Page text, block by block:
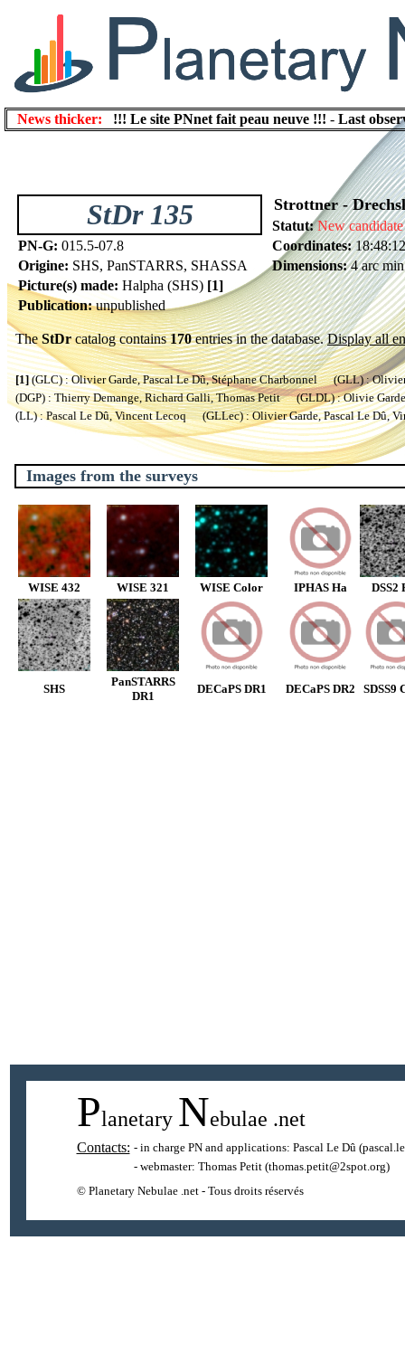
News thicker: !!! Le site PNnet fait peau neuve !!! - Last
StDr 135 Strottner -
Statut: New candidate
PN-G: 015.5-07.8 Coordinates:
Origine: SHS, PanSTARRS, SHASSA Dimensions:4 arc min
Picture(s) made: Halpha (SHS) [1]
Publication:unpublished
TheStDrcatalog contains170entries in the database.Display all
[1](GLC) : Olivier Garde, Pascal Le Dû, Stéphane Charbonnel (GLL) :
(DGP) : Thierry Demange, Richard Galli, Thomas Petit (GLDL) : Olivie
(LL) : Pascal Le Dû, Vincent Lecoq (GLLec) : Olivier Garde, Pascal Le Dû,
Images from the surveys
WISE 432 WISE 321 WISE Color IPHAS Ha DSS2
SHS
PanSTARRS
DR1
DECaPS DR1 DECaPS DR2 SDSS9
Planetary Nebulae .net
Contacts: - in charge PN and applications: Pascal Le Dû
- webmaster: Thomas Petit(thomas.petit@2spot.org)
© Planetary Nebulae .net - Tous droits réservés